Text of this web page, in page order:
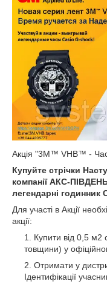
Акція "3M™ VHB™ - Час
Купуйте стрічки
компанії АКС-
легендарні годинник
Для участі в Акції
акції:
Купити від 0,5 м2
товщини) у
Отримати у
Ідентифікації